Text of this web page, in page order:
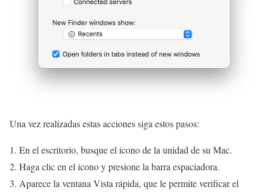
Una vez realizadas estas acciones siga estos pasos:
En el escritorio, busque el ícono de la unidad de su Mac.
Haga clic en el icono y presione la barra espaciadora.
Aparece la ventana Vista rápida, que le permite verificar el